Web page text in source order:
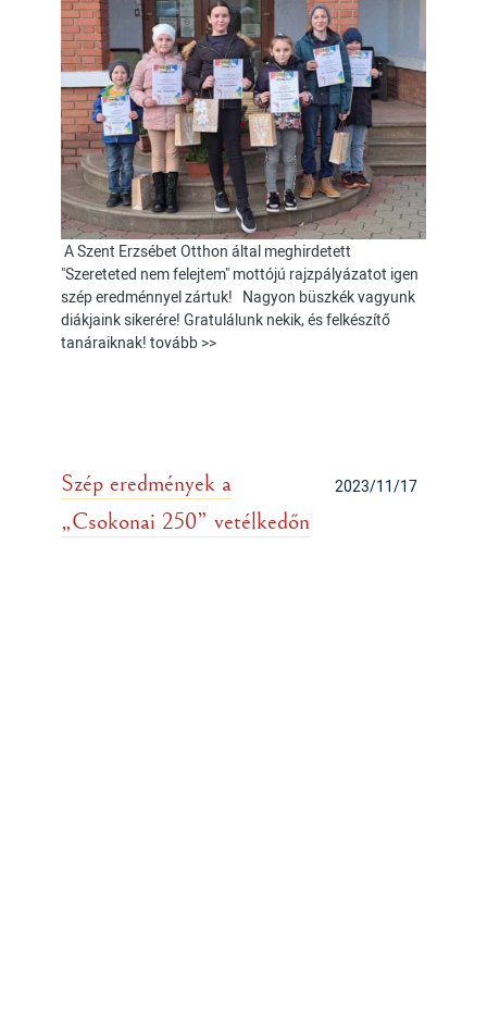
A Szent Erzsébet Otthon által meghirdetett
"Szereteted nem felejtem" mottójú rajzpályázatot igen
szép eredménnyel zártuk! Nagyon büszkék vagyunk
diákjaink sikerére! Gratulálunk nekik, és felkészítő
tanáraiknak! tovább >>
2023/11/17
Szép eredmények a
„Csokonai 250” vetélkedőn